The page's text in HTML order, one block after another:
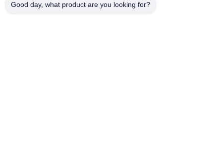
Good day, what product are you looking for?